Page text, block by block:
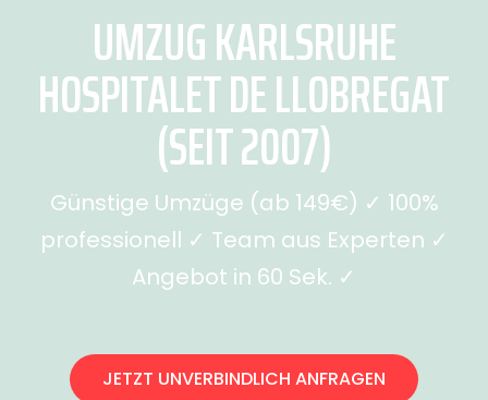
UMZUG KARLSRUHE
HOSPITALET DE LLOBREGAT
(SEIT 2007)
Günstige Umzüge (ab 149€) ✓ 100%
professionell ✓ Team aus Experten ✓
Angebot in 60 Sek. ✓
JETZT UNVERBINDLICH ANFRAGEN